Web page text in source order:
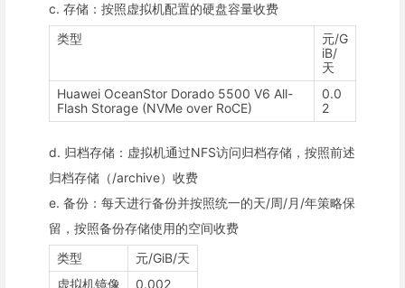
c. 存储：按照虚拟机配置的硬盘容量收费
类型
元/G
iB/
天
Huawei OceanStor Dorado 5500 V6 All-
Flash Storage (NVMe over RoCE)
0.0
2
d. 归档存储：虚拟机通过NFS访问归档存储，按照前述
归档存储（/archive）收费
e. 备份：每天进行备份并按照统一的天/周/月/年策略保
留，按照备份存储使用的空间收费
类型
元/GiB/天
虚拟机镜像
0.002